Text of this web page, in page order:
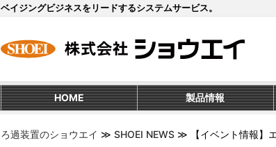
ベイジングビジネスをリードするシステムサービス。
HOME 製品情報
ろ過装置のショウエイ ≫ SHOEI NEWS ≫ 【イベント情報】